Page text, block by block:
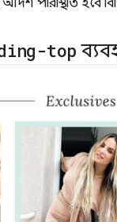
পরিস্থিতি হবে
top